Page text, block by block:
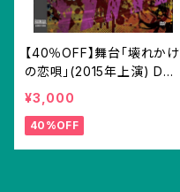
【40％OFF】舞台「壊れかけ
の恋唄」(2015年上演) DV
D
¥3,000
40%OFF